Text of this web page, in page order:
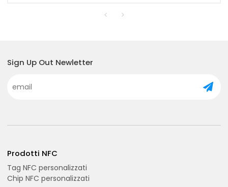
Sign Up Out Newletter
Prodotti NFC
Tag NFC personalizzati
Chip NFC personalizzati